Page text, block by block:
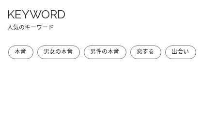
KEYWORD
人気のキーワード
本音 男女の本音 男性の本音 恋する 出会い